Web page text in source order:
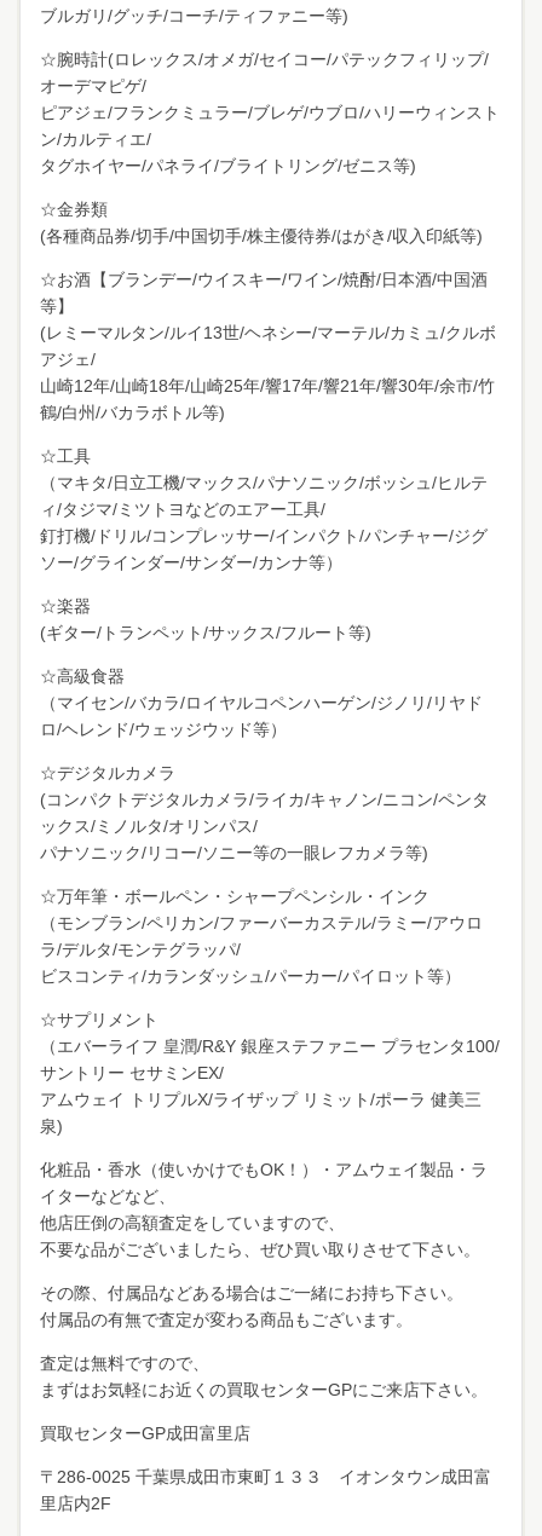
ブルガリ/グッチ/コーチ/ティファニー等)
☆腕時計(ロレックス/オメガ/セイコー/パテックフィリップ/
オーデマピゲ/
ピアジェ/フランクミュラー/ブレゲ/ウブロ/ハリーウィンスト
ン/カルティエ/
タグホイヤー/パネライ/ブライトリング/ゼニス等)
☆金券類
(各種商品券/切手/中国切手/株主優待券/はがき/収入印紙等)
☆お酒【ブランデー/ウイスキー/ワイン/焼酎/日本酒/中国酒
等】
(レミーマルタン/ルイ13世/ヘネシー/マーテル/カミュ/クルボ
アジェ/
山崎12年/山崎18年/山崎25年/響17年/響21年/響30年/余市/竹
鶴/白州/バカラボトル等)
☆工具
（マキタ/日立工機/マックス/パナソニック/ボッシュ/ヒルテ
ィ/タジマ/ミツトヨなどのエアー工具/
釘打機/ドリル/コンプレッサー/インパクト/パンチャー/ジグ
ソー/グラインダー/サンダー/カンナ等）
☆楽器
(ギター/トランペット/サックス/フルート等)
☆高級食器
（マイセン/バカラ/ロイヤルコペンハーゲン/ジノリ/リヤド
ロ/ヘレンド/ウェッジウッド等）
☆デジタルカメラ
(コンパクトデジタルカメラ/ライカ/キャノン/ニコン/ペンタ
ックス/ミノルタ/オリンパス/
パナソニック/リコー/ソニー等の一眼レフカメラ等)
☆万年筆・ボールペン・シャープペンシル・インク
（モンブラン/ペリカン/ファーバーカステル/ラミー/アウロ
ラ/デルタ/モンテグラッパ/
ビスコンティ/カランダッシュ/パーカー/パイロット等）
☆サプリメント
（エバーライフ 皇潤/R&Y 銀座ステファニー プラセンタ100/
サントリー セサミンEX/
アムウェイ トリプルX/ライザップ リミット/ポーラ 健美三
泉)
化粧品・香水（使いかけでもOK！）・アムウェイ製品・ラ
イターなどなど、
他店圧倒の高額査定をしていますので、
不要な品がございましたら、ぜひ買い取りさせて下さい。
その際、付属品などある場合はご一緒にお持ち下さい。
付属品の有無で査定が変わる商品もございます。
査定は無料ですので、
まずはお気軽にお近くの買取センターGPにご来店下さい。
買取センターGP成田富里店
〒286-0025 千葉県成田市東町１３３ イオンタウン成田富
里店内2F